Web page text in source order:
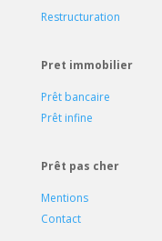
Restructuration
Pret immobilier
Prêt bancaire
Prêt infine
Prêt pas cher
Mentions
Contact